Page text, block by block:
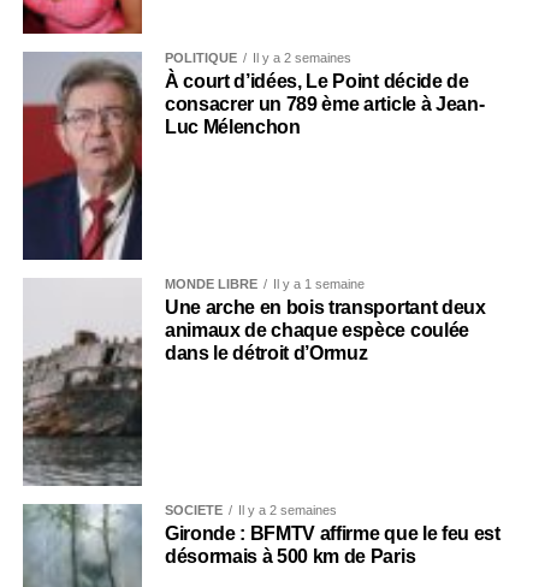
POLITIQUE Il y a 2 semaines
À court d’idées, Le Point décide de
consacrer un 789 ème article à Jean-
Luc Mélenchon
MONDE LIBRE Il y a 1 semaine
Une arche en bois transportant deux
animaux de chaque espèce coulée
dans le détroit d’Ormuz
SOCIÉTÉ Il y a 2 semaines
Gironde : BFMTV affirme que le feu est
désormais à 500 km de Paris